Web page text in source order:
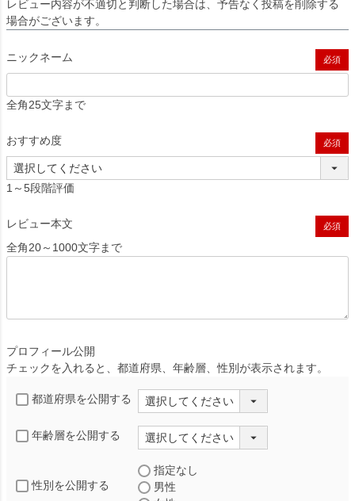
レビュー内容が不適切と判断した場合は、予告なく投稿を削除する
場合がございます。
ニックネーム
全角25文字まで
おすすめ度
1～5段階評価
レビュー本文
全角20～1000文字まで
プロフィール公開
チェックを入れると、都道府県、年齢層、性別が表示されます。
都道府県を公開する
年齢層を公開する
性別を公開する
指定なし
男性